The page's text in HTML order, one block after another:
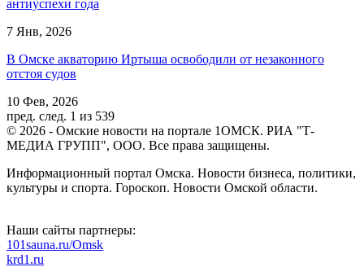
антиуспехи года
7 Янв, 2026
В Омске акваторию Иртыша освободили от незаконного
отстоя судов
10 Фев, 2026
пред. след. 1 из 539
© 2026 - Омские новости на портале 1ОМСК. РИА "Т-
МЕДИА ГРУПП", ООО. Все права защищены.
Информационный портал Омска. Новости бизнеса, политики,
культуры и спорта. Гороскоп. Новости Омской области.
Наши сайты партнеры:
101sauna.ru/Omsk
krd1.ru